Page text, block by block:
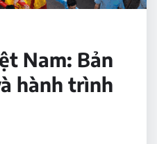
Nam: Bản
hành trình